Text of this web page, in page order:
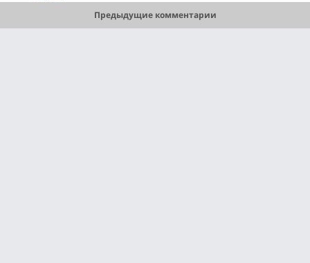
Предыдущие комментарии